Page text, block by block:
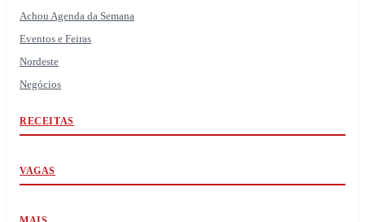
Achou Agenda da Semana
Eventos e Feiras
Nordeste
Negócios
RECEITAS
VAGAS